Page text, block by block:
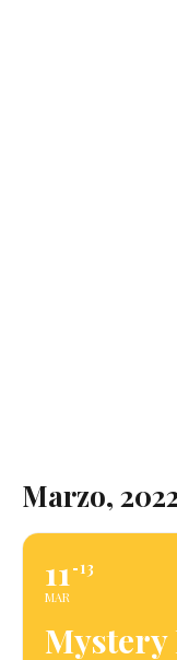
Marzo,
11
MAR
13
Mystery